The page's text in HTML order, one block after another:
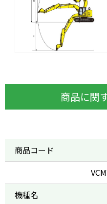
商品に関
商品コード
機種名